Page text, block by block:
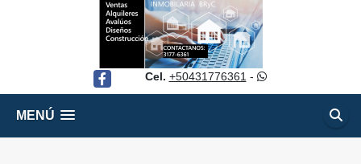
Facebook Cel. +50431776361 -
MENÚ